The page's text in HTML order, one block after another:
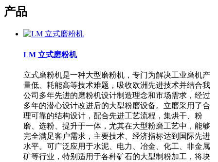
产品
LM 立式磨粉机
立式磨粉机是一种大型磨粉机，专门为解决工业磨机产
量低、耗能高等技术难题，吸收欧洲先进技术并结合我
公司多年先进的磨粉机设计制造理念和市场需求，经过
多年的潜心设计改进后的大型粉磨设备。立磨采用了合
理可靠的结构设计，配合先进工艺流程，集烘干、粉
磨、选粉、提升于一体，尤其在大型粉磨工艺中，能够
完全满足客户需求，主要技术、经济指标达到国际先进
水平。可广泛应用于水泥、电力、冶金、化工、非金属
矿等行业，特别适用于各种矿石的大型制粉加工，将块